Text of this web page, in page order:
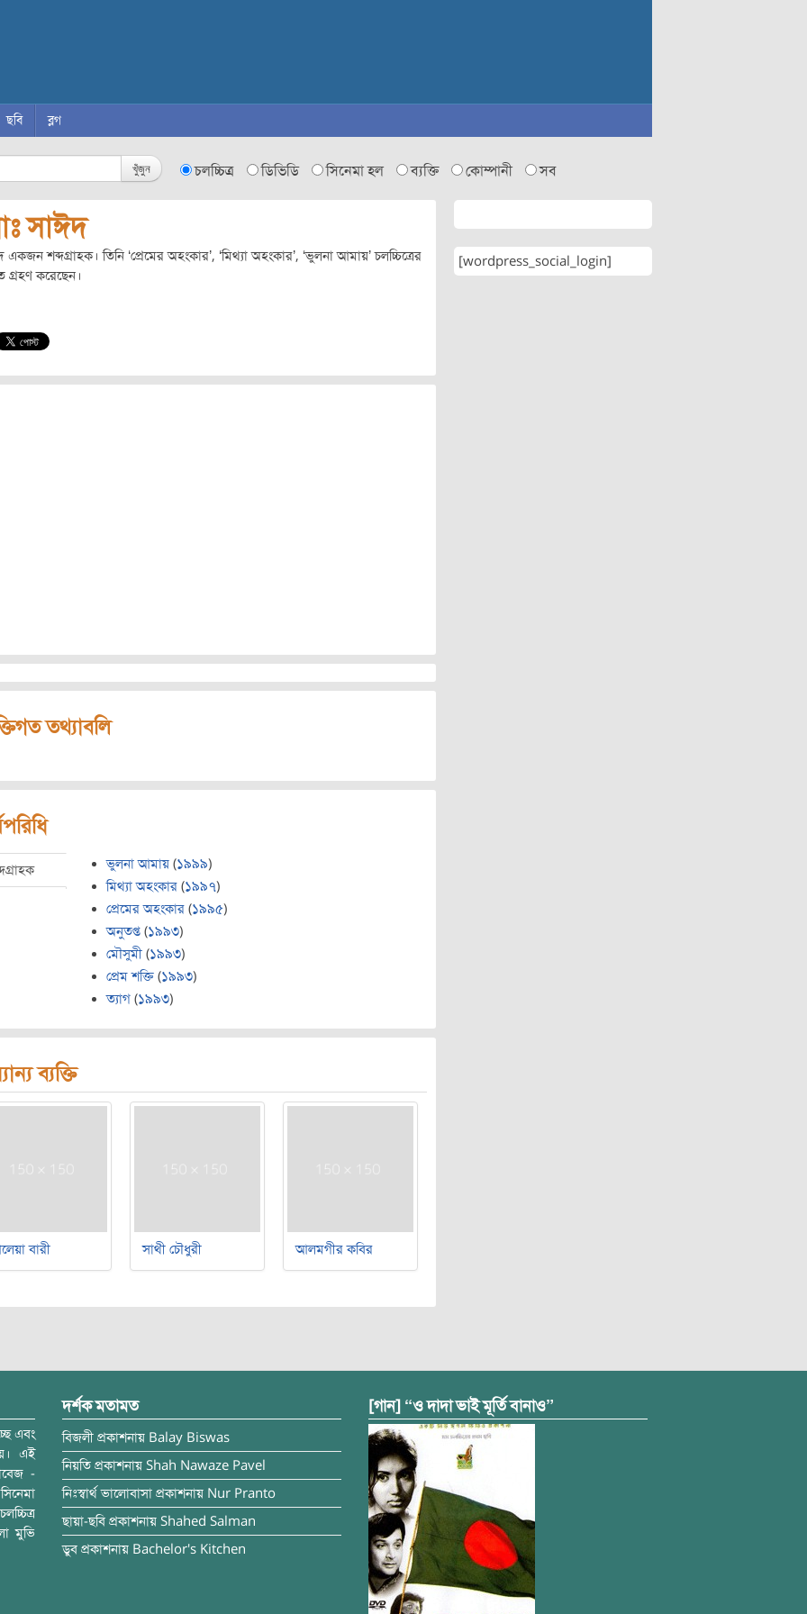
ছবি ব্লগ
খুঁজুন চলচ্চিত্র ডিভিডি সিনেমা হল ব্যক্তি কোম্পানী সব
সাঈদ
একজন শব্দগ্রাহক। তিনি ‘প্রেমের অহংকার’, ‘মিথ্যা অহংকার’, ‘ভুলনা আমায়’ চলচ্চিত্রের
গ্রহণ করেছেন।
তথ্যাবলি
ভুলনা আমায় (১৯৯৯)
মিথ্যা অহংকার (১৯৯৭)
প্রেমের অহংকার (১৯৯৫)
অনুতপ্ত (১৯৯৩)
মৌসুমী (১৯৯৩)
প্রেম শক্তি (১৯৯৩)
ত্যাগ (১৯৯৩)
ব্যক্তি
বারী সাথী চৌধুরী আলমগীর কবির
[wordpress_social_login]
এবং
এই
-
মুভি
দর্শক মতামত
বিজলী প্রকাশনায় Balay Biswas
নিয়তি প্রকাশনায় Shah Nawaze Pavel
নিঃস্বার্থ ভালোবাসা প্রকাশনায় Nur Pranto
ছায়া-ছবি প্রকাশনায় Shahed Salman
ডুব প্রকাশনায় Bachelor's Kitchen
[গান] “ও দাদা ভাই মূর্তি বানাও”